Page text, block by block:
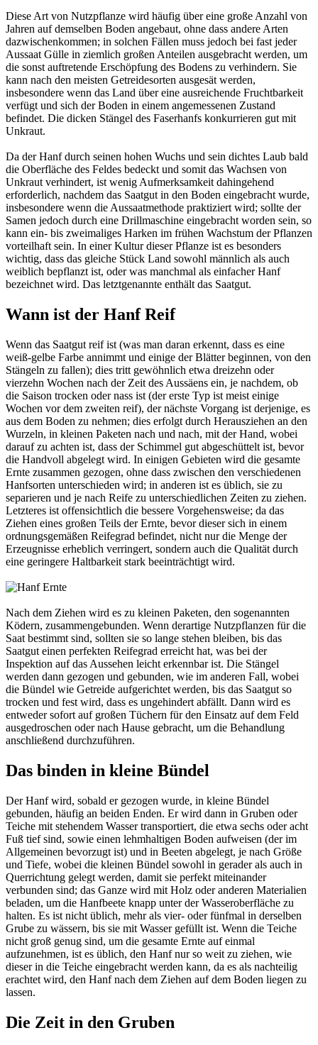
Diese Art von Nutzpflanze wird häufig über eine große Anzahl von
Jahren auf demselben Boden angebaut, ohne dass andere Arten
dazwischenkommen; in solchen Fällen muss jedoch bei fast jeder
Aussaat Gülle in ziemlich großen Anteilen ausgebracht werden, um
die sonst auftretende Erschöpfung des Bodens zu verhindern. Sie
kann nach den meisten Getreidesorten ausgesät werden,
insbesondere wenn das Land über eine ausreichende Fruchtbarkeit
verfügt und sich der Boden in einem angemessenen Zustand
befindet. Die dicken Stängel des Faserhanfs konkurrieren gut mit
Unkraut.
Da der Hanf durch seinen hohen Wuchs und sein dichtes Laub bald
die Oberfläche des Feldes bedeckt und somit das Wachsen von
Unkraut verhindert, ist wenig Aufmerksamkeit dahingehend
erforderlich, nachdem das Saatgut in den Boden eingebracht wurde,
insbesondere wenn die Aussaatmethode praktiziert wird; sollte der
Samen jedoch durch eine Drillmaschine eingebracht worden sein, so
kann ein- bis zweimaliges Harken im frühen Wachstum der Pflanzen
vorteilhaft sein. In einer Kultur dieser Pflanze ist es besonders
wichtig, dass das gleiche Stück Land sowohl männlich als auch
weiblich bepflanzt ist, oder was manchmal als einfacher Hanf
bezeichnet wird. Das letztgenannte enthält das Saatgut.
Wann ist der Hanf Reif
Wenn das Saatgut reif ist (was man daran erkennt, dass es eine
weiß-gelbe Farbe annimmt und einige der Blätter beginnen, von den
Stängeln zu fallen); dies tritt gewöhnlich etwa dreizehn oder
vierzehn Wochen nach der Zeit des Aussäens ein, je nachdem, ob
die Saison trocken oder nass ist (der erste Typ ist meist einige
Wochen vor dem zweiten reif), der nächste Vorgang ist derjenige, es
aus dem Boden zu nehmen; dies erfolgt durch Herausziehen an den
Wurzeln, in kleinen Paketen nach und nach, mit der Hand, wobei
darauf zu achten ist, dass der Schimmel gut abgeschüttelt ist, bevor
die Handvoll abgelegt wird. In einigen Gebieten wird die gesamte
Ernte zusammen gezogen, ohne dass zwischen den verschiedenen
Hanfsorten unterschieden wird; in anderen ist es üblich, sie zu
separieren und je nach Reife zu unterschiedlichen Zeiten zu ziehen.
Letzteres ist offensichtlich die bessere Vorgehensweise; da das
Ziehen eines großen Teils der Ernte, bevor dieser sich in einem
ordnungsgemäßen Reifegrad befindet, nicht nur die Menge der
Erzeugnisse erheblich verringert, sondern auch die Qualität durch
eine geringere Haltbarkeit stark beeinträchtigt wird.
Nach dem Ziehen wird es zu kleinen Paketen, den sogenannten
Ködern, zusammengebunden. Wenn derartige Nutzpflanzen für die
Saat bestimmt sind, sollten sie so lange stehen bleiben, bis das
Saatgut einen perfekten Reifegrad erreicht hat, was bei der
Inspektion auf das Aussehen leicht erkennbar ist. Die Stängel
werden dann gezogen und gebunden, wie im anderen Fall, wobei
die Bündel wie Getreide aufgerichtet werden, bis das Saatgut so
trocken und fest wird, dass es ungehindert abfällt. Dann wird es
entweder sofort auf großen Tüchern für den Einsatz auf dem Feld
ausgedroschen oder nach Hause gebracht, um die Behandlung
anschließend durchzuführen.
Das binden in kleine Bündel
Der Hanf wird, sobald er gezogen wurde, in kleine Bündel
gebunden, häufig an beiden Enden. Er wird dann in Gruben oder
Teiche mit stehendem Wasser transportiert, die etwa sechs oder acht
Fuß tief sind, sowie einen lehmhaltigen Boden aufweisen (der im
Allgemeinen bevorzugt ist) und in Beeten abgelegt, je nach Größe
und Tiefe, wobei die kleinen Bündel sowohl in gerader als auch in
Querrichtung gelegt werden, damit sie perfekt miteinander
verbunden sind; das Ganze wird mit Holz oder anderen Materialien
beladen, um die Hanfbeete knapp unter der Wasseroberfläche zu
halten. Es ist nicht üblich, mehr als vier- oder fünfmal in derselben
Grube zu wässern, bis sie mit Wasser gefüllt ist. Wenn die Teiche
nicht groß genug sind, um die gesamte Ernte auf einmal
aufzunehmen, ist es üblich, den Hanf nur so weit zu ziehen, wie
dieser in die Teiche eingebracht werden kann, da es als nachteilig
erachtet wird, den Hanf nach dem Ziehen auf dem Boden liegen zu
lassen.
Die Zeit in den Gruben